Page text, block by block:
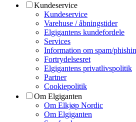
Kundeservice
Kundeservice
Varehuse / åbningstider
Elgigantens kundefordele
Services
Information om spam/
Fortrydelsesret
Elgigantens privatlivspolitik
Partner
Cookiepolitik
Om Elgiganten
Om Elkjøp Nordic
Om Elgiganten